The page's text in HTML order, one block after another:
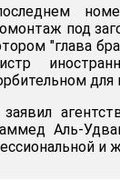
под
"глава
для
Аль-
и